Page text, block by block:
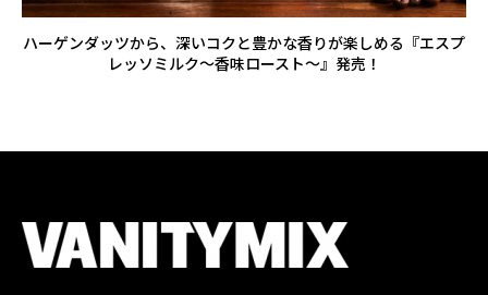
ハーゲンダッツから、深いコクと豊かな香りが楽しめる『エスプ
レッソミルク～香味ロースト～』発売！